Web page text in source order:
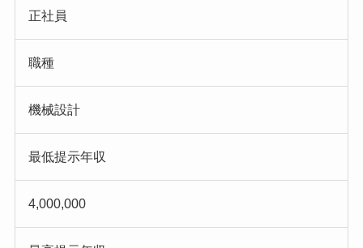
正社員
職種
機械設計
最低提示年収
4,000,000